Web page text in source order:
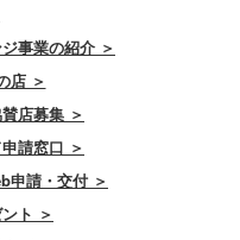
事業の紹介 ＞
店 ＞
店募集 ＞
請窓口 ＞
申請・交付 ＞
ト ＞